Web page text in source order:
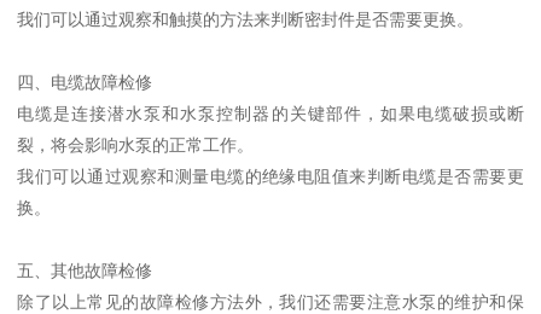
我们可以通过观察和触摸的方法来判断密封件是否需要更换。
四、电缆故障检修
电缆是连接潜水泵和水泵控制器的关键部件，如果电缆破损或断
裂，将会影响水泵的正常工作。
我们可以通过观察和测量电缆的绝缘电阻值来判断电缆是否需要更
换。
五、其他故障检修
除了以上常见的故障检修方法外，我们还需要注意水泵的维护和保